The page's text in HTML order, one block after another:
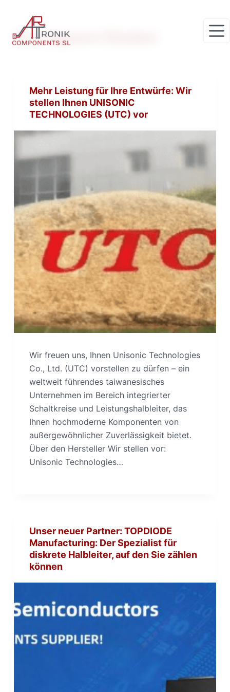
m
s
e
n
Schlagwort
Mehr Leistung für Ihre Entwürfe: Wir
stellen Ihnen UNISONIC
TECHNOLOGIES (UTC) vor
Wir freuen uns, Ihnen Unisonic Technologies
Co., Ltd. (UTC) vorstellen zu dürfen – ein
weltweit führendes taiwanesisches
Unternehmen im Bereich integrierter
Schaltkreise und Leistungshalbleiter, das
Ihnen hochmoderne Komponenten von
außergewöhnlicher Zuverlässigkeit bietet.
Über den Hersteller Wir stellen vor:
Unisonic Technologies…
Unser neuer Partner: TOPDIODE
Manufacturing: Der Spezialist für
diskrete Halbleiter, auf den Sie zählen
können